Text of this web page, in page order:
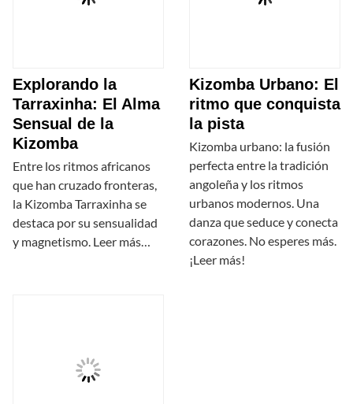
Explorando la
Tarraxinha: El Alma
Sensual de la
Kizomba
Entre los ritmos africanos
que han cruzado fronteras,
la Kizomba Tarraxinha se
destaca por su sensualidad
y magnetismo. Leer más…
Kizomba Urbano: El
ritmo que conquista
la pista
Kizomba urbano: la fusión
perfecta entre la tradición
angoleña y los ritmos
urbanos modernos. Una
danza que seduce y conecta
corazones. No esperes más.
¡Leer más!